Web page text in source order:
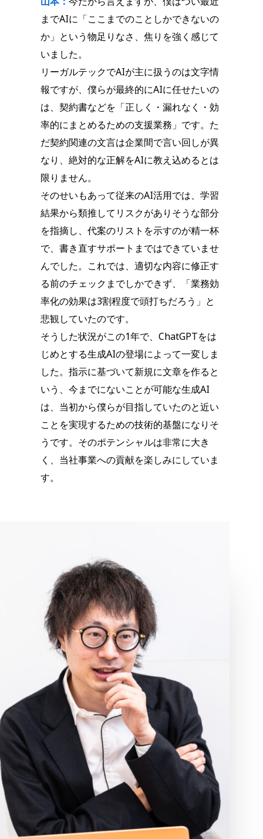
までAIに「ここまでのことしかできないの
か」という物足りなさ、焦りを強く感じて
いました。
リーガルテックでAIが主に扱うのは文字情
報ですが、僕らが最終的にAIに任せたいの
は、契約書などを「正しく・漏れなく・効
率的にまとめるための支援業務」です。た
だ契約関連の文言は企業間で言い回しが異
なり、絶対的な正解をAIに教え込めるとは
限りません。
そのせいもあって従来のAI活用では、学習
結果から類推してリスクがありそうな部分
を指摘し、代案のリストを示すのが精一杯
で、書き直すサポートまではできていませ
んでした。これでは、適切な内容に修正す
る前のチェックまでしかできず、「業務効
率化の効果は3割程度で頭打ちだろう」と
悲観していたのです。
そうした状況がこの1年で、ChatGPTをは
じめとする生成AIの登場によって一変しま
した。指示に基づいて新規に文章を作ると
いう、今までにないことが可能な生成AI
は、当初から僕らが目指していたのと近い
ことを実現するための技術的基盤になりそ
うです。そのポテンシャルは非常に大き
く、当社事業への貢献を楽しみにしていま
す。